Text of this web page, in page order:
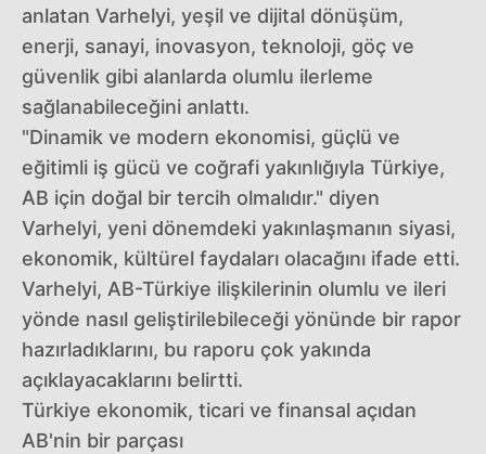
anlatan Varhelyi, yeşil ve dijital dönüşüm,
enerji, sanayi, inovasyon, teknoloji, göç ve
güvenlik gibi alanlarda olumlu ilerleme
sağlanabileceğini anlattı.
"Dinamik ve modern ekonomisi, güçlü ve
eğitimli iş gücü ve coğrafi yakınlığıyla Türkiye,
AB için doğal bir tercih olmalıdır." diyen
Varhelyi, yeni dönemdeki yakınlaşmanın siyasi,
ekonomik, kültürel faydaları olacağını ifade etti.
Varhelyi, AB-Türkiye ilişkilerinin olumlu ve ileri
yönde nasıl geliştirilebileceği yönünde bir rapor
hazırladıklarını, bu raporu çok yakında
açıklayacaklarını belirtti.
Türkiye ekonomik, ticari ve finansal açıdan
AB'nin bir parçası